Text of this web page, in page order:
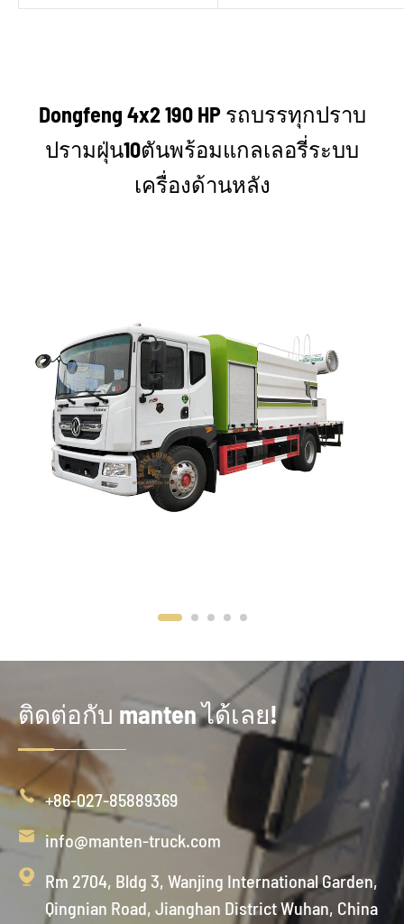
Dongfeng 4x2 190 HP รถบรรทุกปราบ
ปรามฝุ่น10ตันพร้อมแกลเลอรี่ระบบ
เครื่องด้านหลัง
ติดต่อกับ manten ได้เลย!
 +86-027-85889369
 info@manten-truck.com

Rm 2704, Bldg 3, Wanjing International Garden,
Qingnian Road, Jianghan District Wuhan, China